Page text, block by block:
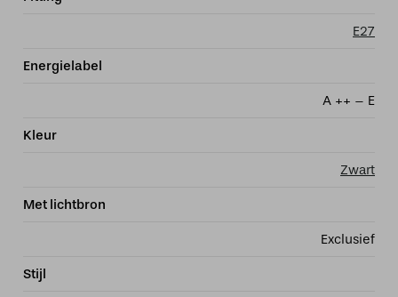
E27
Energielabel
A ++ – E
Kleur
Zwart
Met lichtbron
Exclusief
Stijl